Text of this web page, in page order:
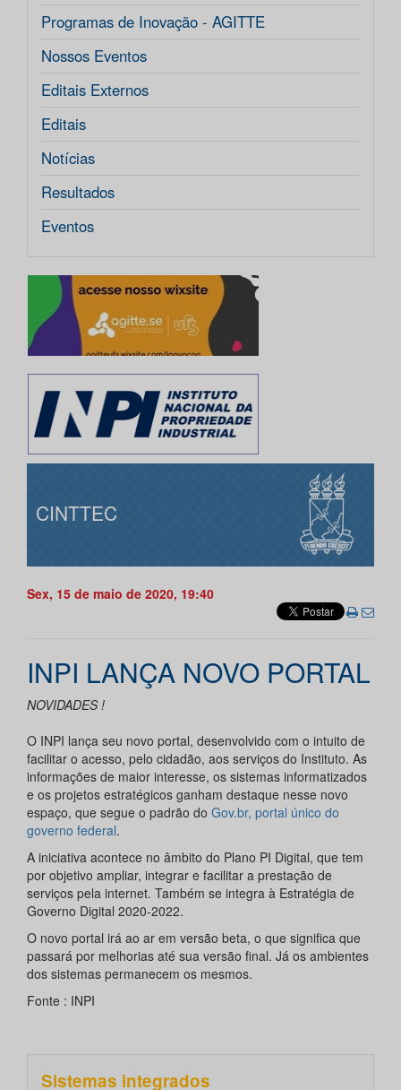
Programas de Inovação - AGITTE
Nossos Eventos
Editais Externos
Editais
Notícias
Resultados
Eventos
CINTTEC
Sex, 15 de maio de 2020, 19:40
INPI LANÇA NOVO PORTAL
NOVIDADES !
O INPI lança seu novo portal, desenvolvido com o intuito de
facilitar o acesso, pelo cidadão, aos serviços do Instituto. As
informações de maior interesse, os sistemas informatizados
e os projetos estratégicos ganham destaque nesse novo
espaço, que segue o padrão do Gov.br, portal único do
governo federal.
A iniciativa acontece no âmbito do Plano PI Digital, que tem
por objetivo ampliar, integrar e facilitar a prestação de
serviços pela internet. Também se integra à Estratégia de
Governo Digital 2020-2022.
O novo portal irá ao ar em versão beta, o que significa que
passará por melhorias até sua versão final. Já os ambientes
dos sistemas permanecem os mesmos.
Fonte : INPI
Sistemas integrados